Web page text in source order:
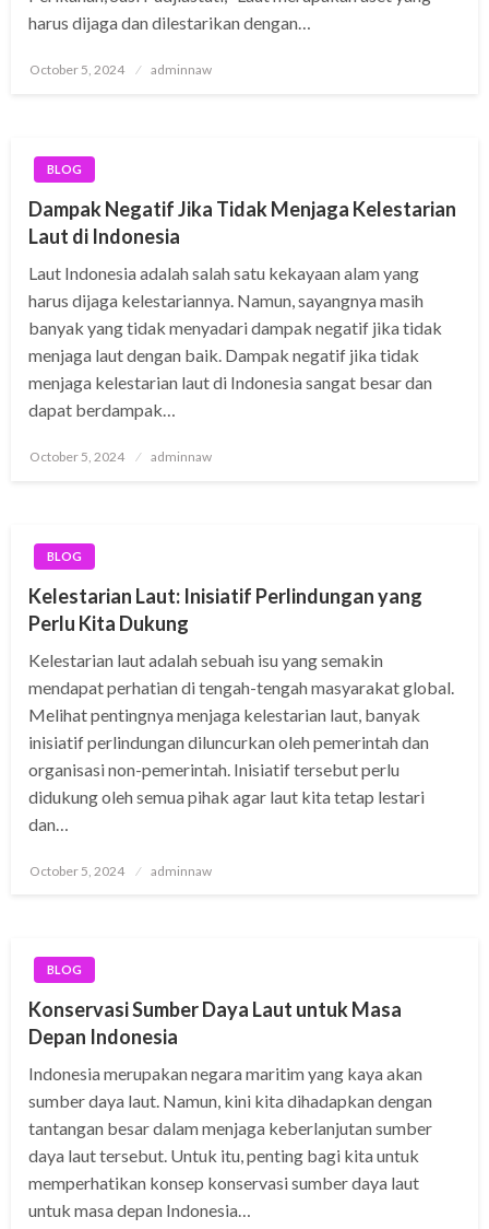
harus dijaga dan dilestarikan dengan…
Posted
October 5, 2024 adminnaw
BLOG
Dampak Negatif Jika Tidak Menjaga Kelestarian
Laut di Indonesia
Laut Indonesia adalah salah satu kekayaan alam yang
harus dijaga kelestariannya. Namun, sayangnya masih
banyak yang tidak menyadari dampak negatif jika tidak
menjaga laut dengan baik. Dampak negatif jika tidak
menjaga kelestarian laut di Indonesia sangat besar dan
dapat berdampak…
Posted
October 5, 2024 adminnaw
BLOG
Kelestarian Laut: Inisiatif Perlindungan yang
Perlu Kita Dukung
Kelestarian laut adalah sebuah isu yang semakin
mendapat perhatian di tengah-tengah masyarakat global.
Melihat pentingnya menjaga kelestarian laut, banyak
inisiatif perlindungan diluncurkan oleh pemerintah dan
organisasi non-pemerintah. Inisiatif tersebut perlu
didukung oleh semua pihak agar laut kita tetap lestari
dan…
Posted
October 5, 2024 adminnaw
BLOG
Konservasi Sumber Daya Laut untuk Masa
Depan Indonesia
Indonesia merupakan negara maritim yang kaya akan
sumber daya laut. Namun, kini kita dihadapkan dengan
tantangan besar dalam menjaga keberlanjutan sumber
daya laut tersebut. Untuk itu, penting bagi kita untuk
memperhatikan konsep konservasi sumber daya laut
untuk masa depan Indonesia…